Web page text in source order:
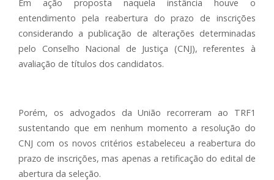
Em ação proposta naquela instância houve o
entendimento pela reabertura do prazo de inscrições
considerando a publicação de alterações determinadas
pelo Conselho Nacional de Justiça (CNJ), referentes à
avaliação de títulos dos candidatos.
Porém, os advogados da União recorreram ao TRF1
sustentando que em nenhum momento a resolução do
CNJ com os novos critérios estabeleceu a reabertura do
prazo de inscrições, mas apenas a retificação do edital de
abertura da seleção.